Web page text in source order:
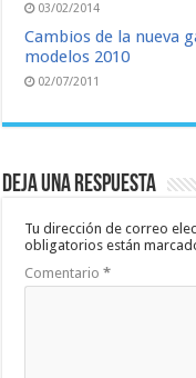
03/02/2014
Cambios de la nueva
modelos 2010
02/07/2011
Deja una respuesta
Tu dirección de correo
obligatorios están
Comentario*